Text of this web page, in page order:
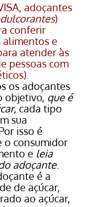
adoçantes
)
conferir
alimentos e
atender às
pessoas com
os adoçantes
objetivo, que é
, cada tipo
sua
isso é
o consumidor
e leia
adoçante.
é a
de açúcar,
ao açúcar,